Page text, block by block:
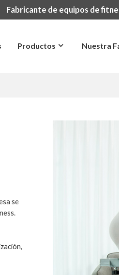
Fabricante de equipos de
Productos Nuestra
se